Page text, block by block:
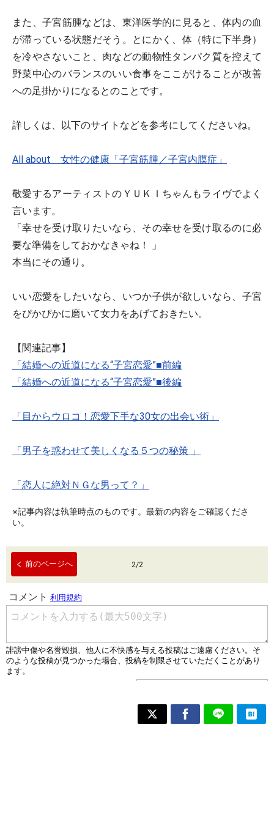
また、子宮筋腫などは、東洋医学的に見ると、体内の血
が滞っている状態だそう。とにかく、体（特に下半身）
を冷やさないこと、肉などの動物性タンパク質を控えて
野菜中心のバランスのいい食事をここがけることが改善
への足掛かりになるとのことです。
詳しくは、以下のサイトなどを参考にしてくださいね。
All about 女性の健康「子宮筋腫／子宮内膜症」
敬愛するアーティストのＹＵＫＩちゃんもライヴでよく
言います。
「幸せを受け取りたいなら、その幸せを受け取るのに必
要な準備をしておかなきゃね！ 」
本当にその通り。
いい恋愛をしたいなら、いつか子供が欲しいなら、子宮
をぴかぴかに磨いて女力をあげておきたい。
【関連記事】
「結婚への近道になる“子宮恋愛”■前編
「結婚への近道になる“子宮恋愛”■後編
「目からウロコ！恋愛下手な30女の出会い術」
「男子を惑わせて美しくなる５つの秘策 」
「恋人に絶対ＮＧな男って？」
※記事内容は執筆時点のものです。最新の内容をご確認くださ
い。
前のページへ 2/2